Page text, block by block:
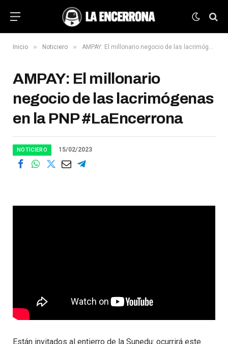
Inicio » Noticiero » AMPAY: El millonario negocio de las lacrimógenas en la PNP #LaEncerrona
AMPAY: El millonario
negocio de las lacrimógenas
en la PNP #LaEncerrona
NOTICIERO 15/02/2023
Están invitados al entierro de la Sunedu: ocurrirá este